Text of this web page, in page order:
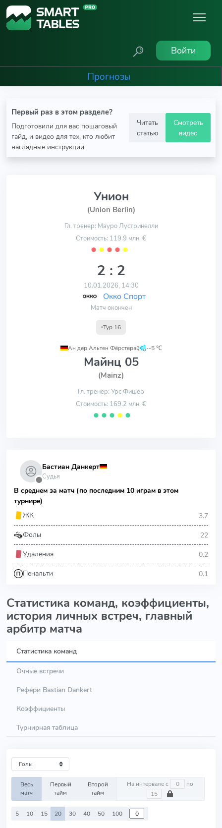
Войти
Прогнозы
Первый раз в этом разделе?
Подготовили для вас пошаговый
гайд, и видео для тех, кто любит
наглядные инструкции
Читать
статью
Смотреть
видео
Унион
(Union Berlin)
Гл. тренер: Мауро Лустринелли
Стоимость: 119.9 млн. €
⬤ ⬤ ⬤ ⬤ ⬤
2 : 2
10.01.2026, 14:30
Окко Спорт
Матч окончен
Тур 16
Ан дер Альтен Фёрстерай
, --5 ℃
Майнц 05
(Mainz)
Гл. тренер: Урс Фишер
Стоимость: 169.2 млн. €
⬤ ⬤ ⬤ ⬤ ⬤
⬤
Бастиан Данкерт
Судья
В среднем за матч (по последним 10 играм в этом
турнире)
ЖК
3.7
Фолы 22
Удаления 0.2
Пенальти 0.1
Статистика команд, коэффициенты,
история личных встреч, главный
арбитр матча
Статистика команд
Очные встречи
Рефери Bastian Dankert
Коэффициенты
Турнирная таблица
Весь
матч
Первый
тайм
Второй
тайм
На интервале с по
5 10 15 20 30 40 50 100